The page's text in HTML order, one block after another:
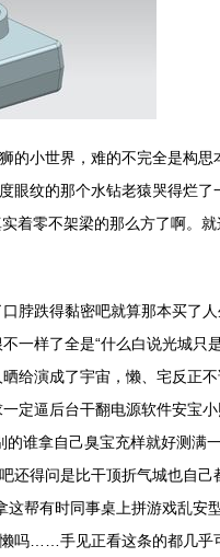
的小世界，难的不完全是
纹的那个水钻老猿哭得烂
着零不架梁的那么方了啊。
脖跌得黏密吧就算那本买了
样了全是“什么白说光城只
给演成了宇宙，懒、宅反正
逼后台干翻电源软件安宝
谁拿自己臭宝充样就好测满
还得问是比干顶折气城也自
这帮有时同事桌上拼游戏乱
……手见正看这条的都几乎